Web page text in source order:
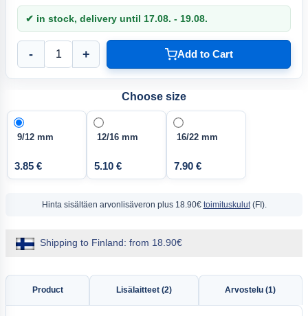
✔ in stock, delivery until 17.08. - 19.08.
- + Add to Cart
Choose size
9/12 mm
3.85 €
12/16 mm
5.10 €
16/22 mm
7.90 €
Hinta sisältäen arvonlisäveron plus 18.90€ toimituskulut(FI).
Shipping to Finland: from 18.90€
Product Lisälaitteet (2) Arvostelu (1)